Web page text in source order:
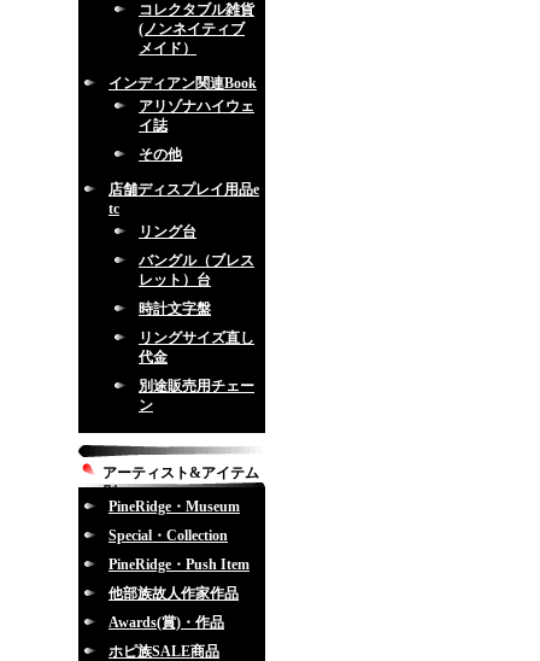
コレクタブル雑貨
(ノンネイティブ
メイド）
インディアン関連Book
アリゾナハイウェ
イ誌
その他
店舗ディスプレイ用品e
tc
リング台
バングル（ブレス
レット）台
時計文字盤
リングサイズ直し
代金
別途販売用チェー
ン
アーティスト&アイテム
別
PineRidge・Museum
Special・Collection
PineRidge・Push Item
他部族故人作家作品
Awards(賞)・作品
ホピ族SALE商品